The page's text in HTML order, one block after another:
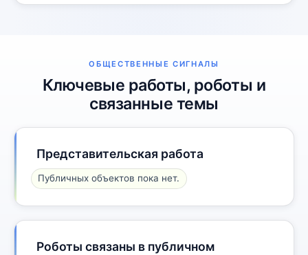
ОБЩЕСТВЕННЫЕ СИГНАЛЫ
Ключевые работы, роботы и
связанные темы
Представительская работа
Публичных объектов пока нет.
Роботы связаны в публичном